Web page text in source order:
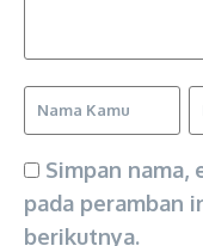
Simpan nama,
pada peramban
berikutnya.